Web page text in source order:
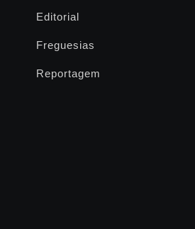
Editorial
Freguesias
Reportagem